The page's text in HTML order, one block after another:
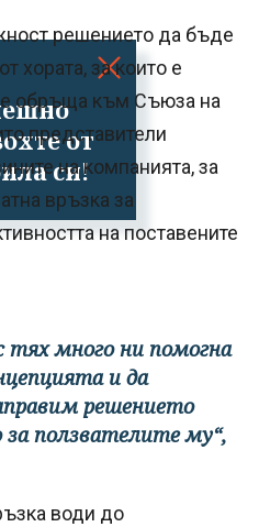
от
си!
решението да бъде
хората, за които е
обръща към Съюза на
представители
на компанията, за
връзка за
на поставените
тях много ни помогна
и да
решението
ползвателите му“,
води до